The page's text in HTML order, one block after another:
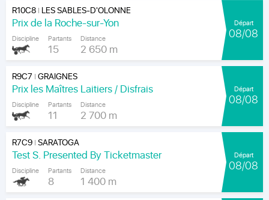
R10C8| LES SABLES-D'OLONNE
Prix de la Roche-sur-Yon
Discipline Partants
15
Distance
2 650 m
Départ
08/08
R9C7 |GRAIGNES
Prix les Maîtres Laitiers / Disfrais
Discipline Partants
11
Distance
2 700 m
Départ
08/08
R7C9|SARATOGA
Test S. Presented By Ticketmaster
Discipline Partants
8
Distance
1 400 m
Départ
08/08